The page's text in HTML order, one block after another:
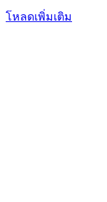
โหลดเพิ่มเติม